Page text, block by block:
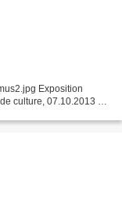
Exposition
culture, 07.10.2013 «